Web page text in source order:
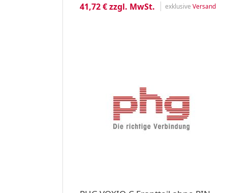
41,72 € zzgl. MwSt. exklusive Versand